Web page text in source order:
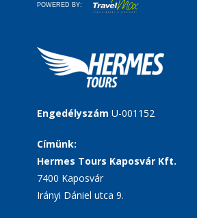
POWERED BY:
Engedélyszám U-001152
Címünk:
Hermes Tours Kaposvár Kft.
7400 Kaposvár
Irányi Dániel utca 9.